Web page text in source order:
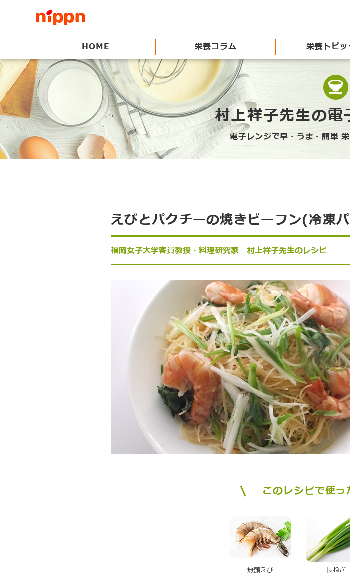
HOME 栄養コラム 栄養トピッ
村上祥子先生の電
電子レンジで早・うま・簡単
えびとパクチーの焼きビーフン(冷凍
福岡女子大学客員教授・料理研究家 村上祥子先生のレシピ
このレシピで使っ
無頭えび 長ねぎ